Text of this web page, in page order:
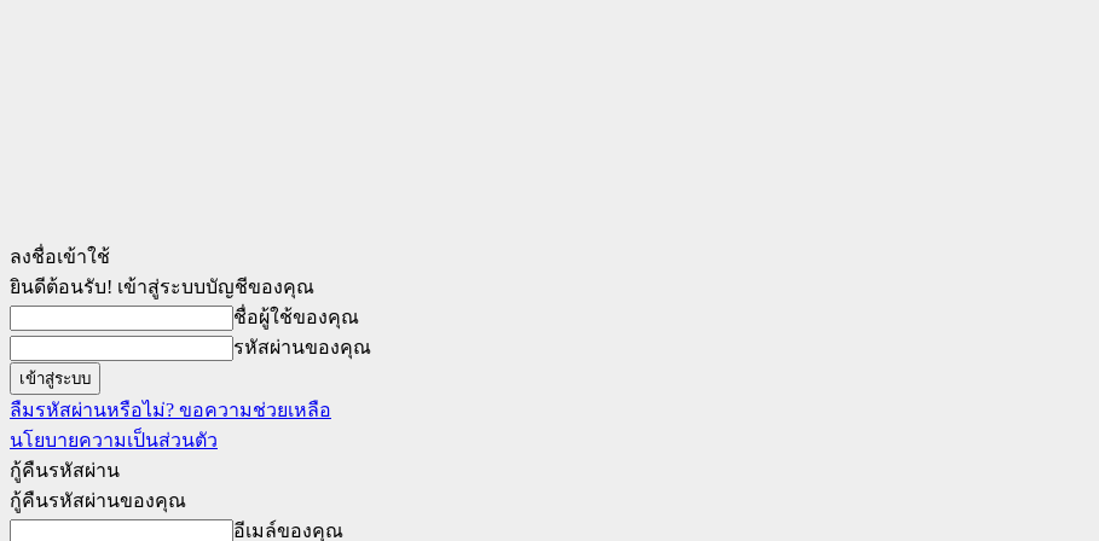
ลงชื่อเข้าใช้
ยินดีต้อนรับ! เข้าสู่ระบบบัญชีของคุณ
ชื่อผู้ใช้ของคุณ
รหัสผ่านของคุณ
ลืมรหัสผ่านหรือไม่? ขอความช่วยเหลือ
นโยบายความเป็นส่วนตัว
กู้คืนรหัสผ่าน
กู้คืนรหัสผ่านของคุณ
อีเมล์ของคุณ